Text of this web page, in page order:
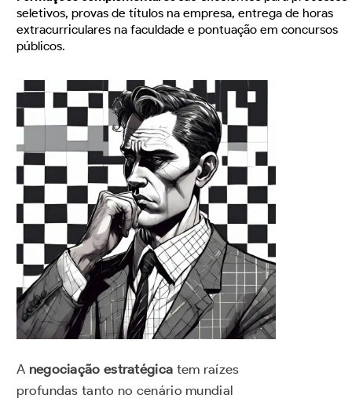
seletivos, provas de títulos na empresa, entrega de horas
extracurriculares na faculdade e pontuação em concursos
públicos.
A negociação estratégica tem raízes
profundas tanto no cenário mundial